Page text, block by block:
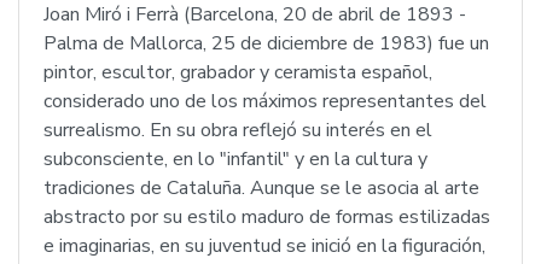
Joan Miró i Ferrà (Barcelona, 20 de abril de 1893 -
Palma de Mallorca, 25 de diciembre de 1983) fue un
pintor, escultor, grabador y ceramista español,
considerado uno de los máximos representantes del
surrealismo. En su obra reflejó su interés en el
subconsciente, en lo "infantil" y en la cultura y
tradiciones de Cataluña. Aunque se le asocia al arte
abstracto por su estilo maduro de formas estilizadas
e imaginarias, en su juventud se inició en la figuración,